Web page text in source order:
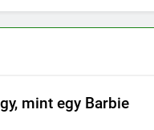
mint egy Barbie